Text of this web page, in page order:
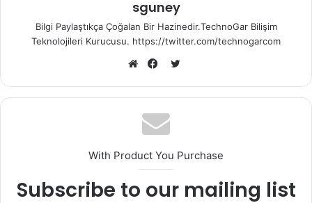
sguney
Bilgi Paylaştıkça Çoğalan Bir Hazinedir.TechnoGar Bilişim
Teknolojileri Kurucusu. https://twitter.com/technogarcom
sitesi
Twitter
With Product You Purchase
Subscribe to our mailing list